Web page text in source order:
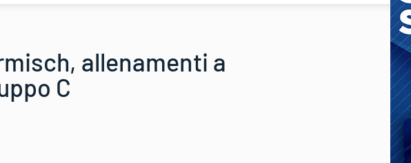
allenamenti a
C